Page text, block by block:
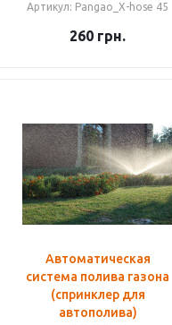
Артикул: Pangao_X-hose 45
260 грн.
Автоматическая
система полива газона
(спринклер для
автополива)